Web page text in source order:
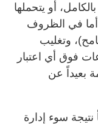
أو يتحملها
أما في الظروف
وتغليب
فوق أي اعتبار
بعيداً عن
سوء إدارة